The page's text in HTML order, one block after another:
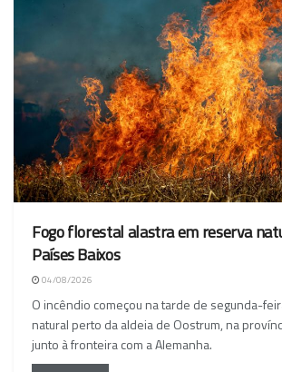
Fogo florestal alastra em reserva
Países Baixos
04/08/2026
O incêndio começou na tarde de segunda-
natural perto da aldeia de Oostrum, na
junto à fronteira com a Alemanha.